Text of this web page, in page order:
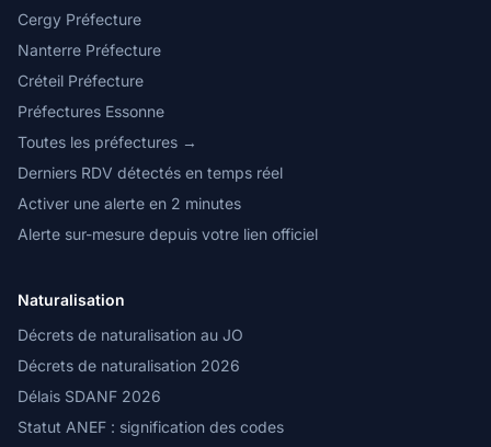
Cergy Préfecture
Nanterre Préfecture
Créteil Préfecture
Préfectures Essonne
Toutes les préfectures →
Derniers RDV détectés en temps réel
Activer une alerte en 2 minutes
Alerte sur-mesure depuis votre lien officiel
Naturalisation
Décrets de naturalisation au JO
Décrets de naturalisation 2026
Délais SDANF 2026
Statut ANEF : signification des codes